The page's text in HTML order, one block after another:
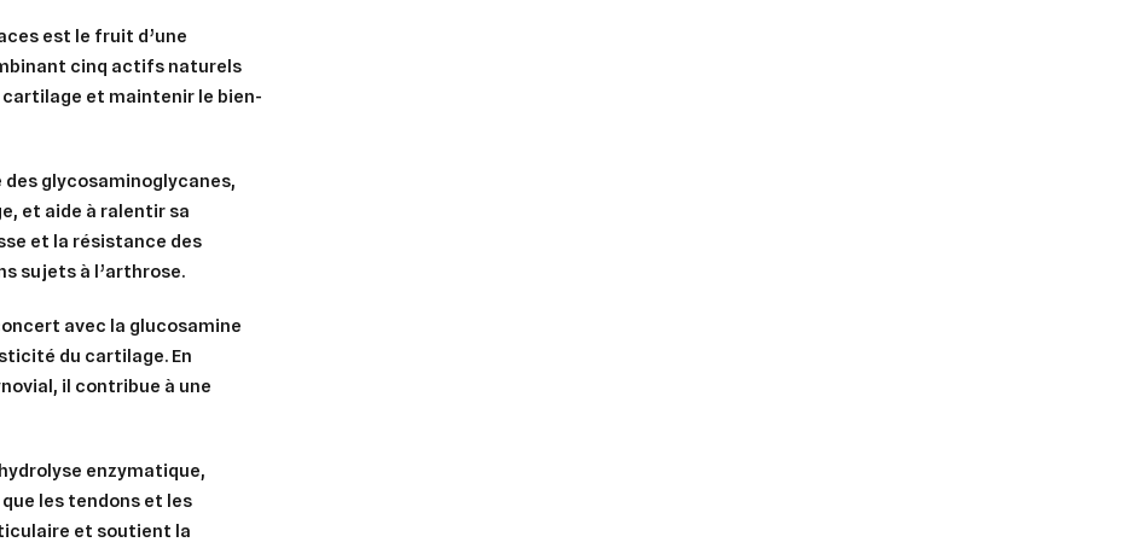
est le fruit d’une
cinq actifs naturels
et maintenir le bien-
glycosaminoglycanes,
et aide à ralentir sa
et la résistance des
sujets à l’arthrose.
avec la glucosamine
du cartilage. En
il contribue à une
enzymatique,
les tendons et les
et soutient la